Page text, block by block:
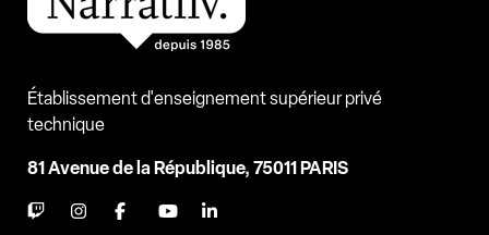
Établissement d'enseignement supérieur privé
technique
81 Avenue de la République, 75011 PARIS